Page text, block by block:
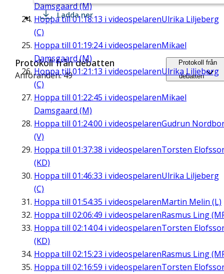
Damsgaard (M)
Hoppa till01:18:13 i videospelarenUlrika Liljeberg
(C)
Hoppa till 01:19:24i videospelarenMikael
Damsgaard (M)
Hoppa till01:21:13 i videospelarenUlrika Liljeberg
(C)
Hoppa till 01:22:45 i videospelarenMikael
Damsgaard (M)
Hoppa till 01:24:00 i videospelarenGudrun
(V)
Hoppa till 01:37:38 i videospelarenTorsten
(KD)
Hoppa till 01:46:33 i videospelarenUlrika Liljeberg
(C)
Hoppa till 01:54:35 i videospelarenMartin Melin (L)
Hoppa till 02:06:49 i videospelarenRasmus Ling
Hoppa till 02:14:04i videospelarenTorsten
(KD)
Hoppa till 02:15:23 i videospelarenRasmus Ling
Hoppa till 02:16:59 i videospelarenTorsten
Ladda ner
Protokoll från debatten
Anföranden: 49
Protokoll från
debatten